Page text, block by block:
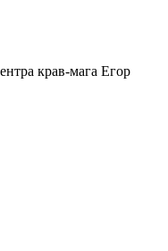
крав-мага Егор